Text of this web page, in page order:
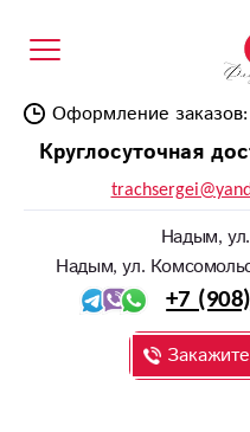
Оформление заказов:
Круглосуточная
Надым,
Надым, ул.
+7